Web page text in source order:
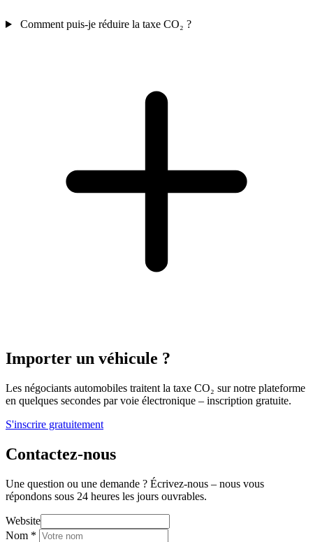
Comment puis-je réduire la taxe CO₂ ?
Importer un véhicule ?
Les négociants automobiles traitent la taxe CO₂ sur notre plateforme
en quelques secondes par voie électronique – inscription gratuite.
S'inscrire gratuitement
Contactez-nous
Une question ou une demande ? Écrivez-nous – nous vous
répondons sous 24 heures les jours ouvrables.
Website
Nom *